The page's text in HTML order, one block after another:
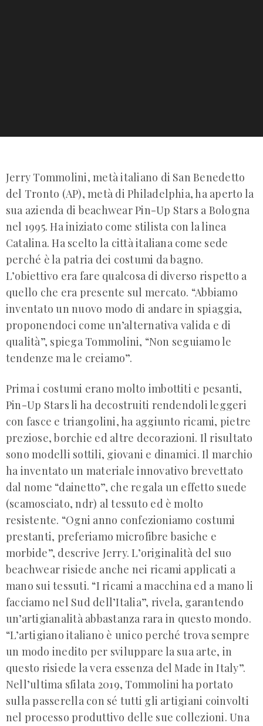
Jerry Tommolini, metà italiano di San Benedetto
del Tronto (AP), metà di Philadelphia, ha aperto la
sua azienda di beachwear Pin-Up Stars a Bologna
nel 1995. Ha iniziato come stilista con la linea
Catalina. Ha scelto la città italiana come sede
perché è la patria dei costumi da bagno.
L’obiettivo era fare qualcosa di diverso rispetto a
quello che era presente sul mercato. “Abbiamo
inventato un nuovo modo di andare in spiaggia,
proponendoci come un’alternativa valida e di
qualità”, spiega Tommolini, “Non seguiamo le
tendenze ma le creiamo”.
Prima i costumi erano molto imbottiti e pesanti,
Pin-Up Stars li ha decostruiti rendendoli leggeri
con fasce e triangolini, ha aggiunto ricami, pietre
preziose, borchie ed altre decorazioni. Il risultato
sono modelli sottili, giovani e dinamici. Il marchio
ha inventato un materiale innovativo brevettato
dal nome “dainetto”, che regala un effetto suede
(scamosciato, ndr) al tessuto ed è molto
resistente. “Ogni anno confezioniamo costumi
prestanti, preferiamo microfibre basiche e
morbide”, descrive Jerry. L’originalità del suo
beachwear risiede anche nei ricami applicati a
mano sui tessuti. “I ricami a macchina ed a mano li
facciamo nel Sud dell’Italia”, rivela, garantendo
un’artigianalità abbastanza rara in questo mondo.
“L’artigiano italiano è unico perché trova sempre
un modo inedito per sviluppare la sua arte, in
questo risiede la vera essenza del Made in Italy”.
Nell’ultima sfilata 2019, Tommolini ha portato
sulla passerella con sé tutti gli artigiani coinvolti
nel processo produttivo delle sue collezioni. Una